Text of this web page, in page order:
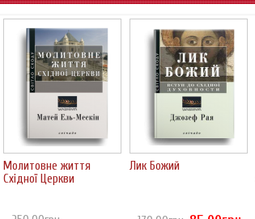
Молитовне життя
Східної Церкви
Лик Божий